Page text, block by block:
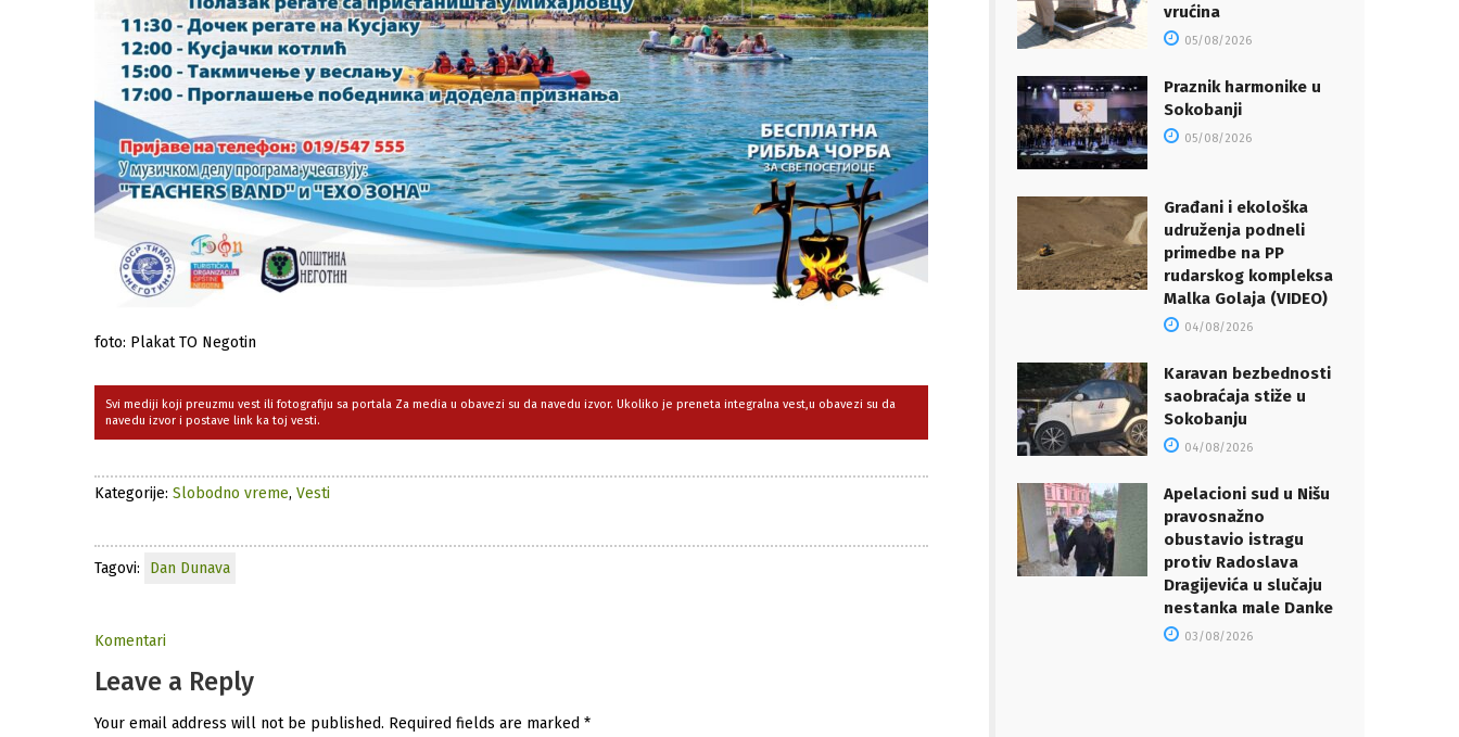
foto: Plakat TO Negotin
Svi mediji koji preuzmu vest ili fotografiju sa portala Za media u obavezi su da navedu izvor. Ukoliko je preneta integralna vest,u obavezi su da
navedu izvor i postave link ka toj vesti.
Kategorije: Slobodno vreme, Vesti
Tagovi: Dan Dunava
Komentari
Leave a Reply
Your email address will not be published. Required fields are marked *
vrućina
05/08/2026
Praznik harmonike u
Sokobanji
05/08/2026
Građani i ekološka
udruženja podneli
primedbe na PP
rudarskog kompleksa
Malka Golaja (VIDEO)
04/08/2026
Karavan bezbednosti
saobraćaja stiže u
Sokobanju
04/08/2026
Apelacioni sud u Nišu
pravosnažno
obustavio istragu
protiv Radoslava
Dragijevića u slučaju
nestanka male Danke
03/08/2026